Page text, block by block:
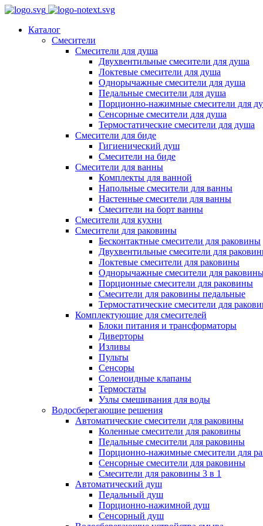
Каталог
Смесители
Смесители для душа
Двухвентильные смесители для душа
Локтевые смесители для душа
Однорычажные смесители для душа
Педальные смесители для душа
Порционно-нажимные смесители для
Сенсорные смесители для душа
Термостатические смесители для душа
Смесители для биде
Гигиенический душ
Смесители на биде
Смесители для ванны
Комплекты для ванной
Напольные смесители для ванны
Настенные смесители для ванны
Смесители на борт ванны
Смесители для кухни
Смесители для раковины
Бесконтактные смесители для раковины
Двухвентильные смесители для
Локтевые смесители для раковины
Однорычажные смесители для
Порционные смесители для раковины
Смесители для раковины педальные
Термостатические смесители для
Комплектующие для смесителей
Блоки питания и трансформаторы
Диверторы
Изливы
Пульты
Сенсоры
Соленоидные клапаны
Термостаты
Узлы смешивания для воды
Водосберегающие решения
Автоматические смесители для раковины
Коленные смесители для раковины
Педальные смесители для раковины
Порционно-нажимные смесители для
Сенсорные смесители для раковины
Смесители для раковины 3 в 1
Автоматический душ
Педальный душ
Порционно-нажимной душ
Сенсорный душ